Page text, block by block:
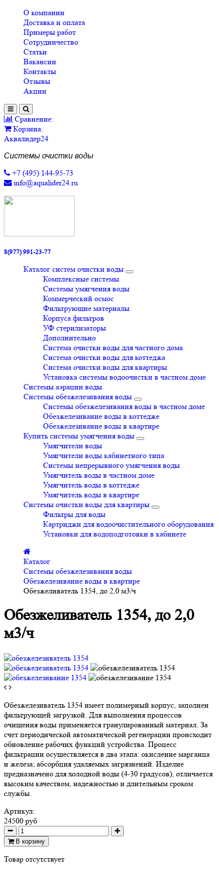
О компании
Доставка и оплата
Примеры работ
Сотрудничество
Статьи
Вакансии
Контакты
Отзывы
Акции
Сравнение:
Корзина:
Аквалидер24
Системы очистки воды
+7 (495) 144-95-73
info@aqualider24.ru
8(977) 991-23-77
Каталог систем очистки воды
Комплексные системы
Системы умягчения воды
Коммерческий осмос
Фильтрующие материалы
Корпуса фильтров
УФ стерилизаторы
Дополнительно
Система очистки воды для частного дома
Система очистки воды для коттеджа
Система очистки воды для квартиры
Установка системы водоочистки в частном доме
Системы аэрации воды
Системы обезжелезивания воды
Системы обезжелезивания воды в частном доме
Обезжелезивание воды в коттедже
Обезжелезивание воды в квартире
Купить системы умягчения воды
Умягчители воды
Умягчители воды кабинетного типа
Системы непрерывного умягчения воды
Умягчитель воды в частном доме
Умягчитель воды в коттедже
Умягчитель воды в квартире
Системы очистки воды для квартиры
Фильтры для воды
Картриджи для водоочистительного оборудования
Установки для водоподготовки в кабинете
Каталог
Системы обезжелезивания воды
Обезжелезивание воды в квартире
Обезжеливатель 1354, до 2,0 м3/ч
Обезжеливатель 1354, до 2,0
м3/ч
Обезжелезиватель 1354 имеет полимерный корпус, заполнен
фильтрующей загрузкой. Для выполнения процессов
очищения воды применяется гранулированный материал. За
счет периодической автоматической регенерации происходит
обновление рабочих функций устройства. Процесс
фильтрации осуществляется в два этапа: окисление марганца
и железа; абсорбция удаляемых загрязнений. Изделие
предназначено для холодной воды (4-30 градусов), отличается
высоким качеством, надежностью и длительным сроком
службы.
Артикул:
24500 руб
В корзину
Товар отсутствует